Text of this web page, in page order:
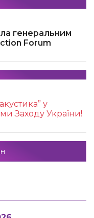
генеральним
Forum
у
Заходу України!